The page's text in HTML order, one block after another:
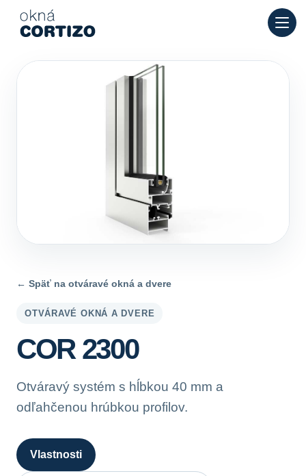
Okná Cortizo je špecializovaná sieť pre hliníkové a PVC okná
Produkty
Sieť predajní
← Späť na otváravé okná a dvere
OTVÁRAVÉ OKNÁ A DVERE
COR 2300
Otváravý systém s hĺbkou 40 mm a
odľahčenou hrúbkou profilov.
Vlastnosti